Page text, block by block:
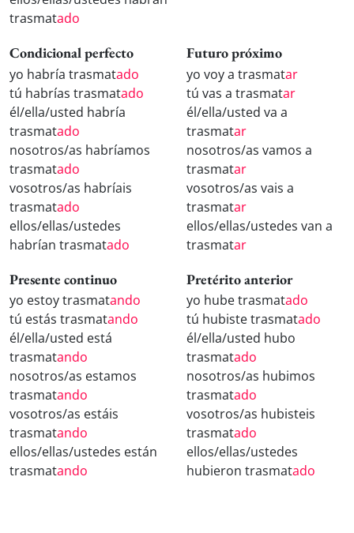
trasmatado
Condicional perfecto
yo habría trasmatado
tú habrías trasmatado
él/ella/usted habría
trasmatado
nosotros/as habríamos
trasmatado
vosotros/as habríais
trasmatado
ellos/ellas/ustedes
habrían trasmatado
Futuro próximo
yo voy a trasmatar
tú vas a trasmatar
él/ella/usted va a
trasmatar
nosotros/as vamos a
trasmatar
vosotros/as vais a
trasmatar
ellos/ellas/ustedes van a
trasmatar
Presente continuo
yo estoy trasmatando
tú estás trasmatando
él/ella/usted está
trasmatando
nosotros/as estamos
trasmatando
vosotros/as estáis
trasmatando
ellos/ellas/ustedes están
trasmatando
Pretérito anterior
yo hube trasmatado
tú hubiste trasmatado
él/ella/usted hubo
trasmatado
nosotros/as hubimos
trasmatado
vosotros/as hubisteis
trasmatado
ellos/ellas/ustedes
hubieron trasmatado